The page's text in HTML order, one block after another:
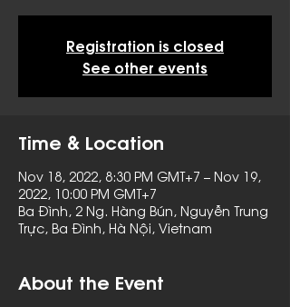
Registration is closed
See other events
Time & Location
Nov 18, 2022, 8:30 PM GMT+7 – Nov 19,
2022, 10:00 PM GMT+7
Ba Đình, 2 Ng. Hàng Bún, Nguyễn Trung
Trực, Ba Đình, Hà Nội, Vietnam
About the Event